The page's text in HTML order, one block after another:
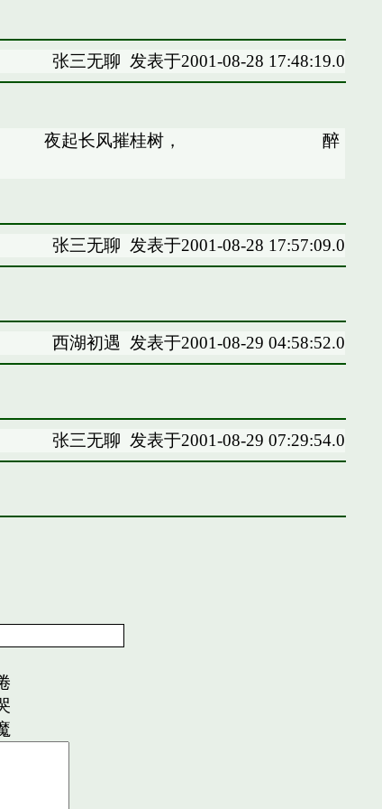
张三无聊 发表于2001-08-28 17:48:19.0
长风摧桂树， 醉
张三无聊 发表于2001-08-28 17:57:09.0
西湖初遇 发表于2001-08-29 04:58:52.0
张三无聊 发表于2001-08-29 07:29:54.0